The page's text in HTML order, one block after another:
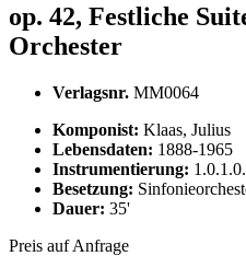
op. 42, Festliche
Orchester
Verlagsnr. MM0064
Komponist: Klaas, Julius
Lebensdaten: 1888-1965
Instrumentierung:
Besetzung:
Dauer: 35'
Preis auf Anfrage